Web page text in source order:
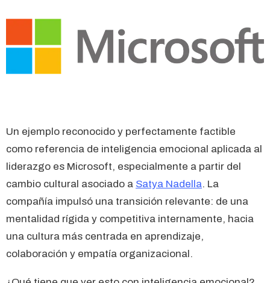
Un ejemplo reconocido y perfectamente factible
como referencia de inteligencia emocional aplicada al
liderazgo es Microsoft, especialmente a partir del
cambio cultural asociado a Satya Nadella. La
compañía impulsó una transición relevante: de una
mentalidad rígida y competitiva internamente, hacia
una cultura más centrada en aprendizaje,
colaboración y empatía organizacional.